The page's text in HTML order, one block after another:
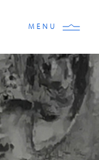
MENU